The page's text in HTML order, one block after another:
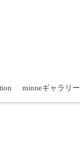
minneギャラリー